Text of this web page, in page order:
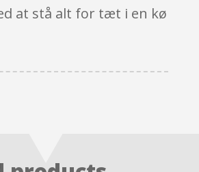
at stå alt for tæt i en kø